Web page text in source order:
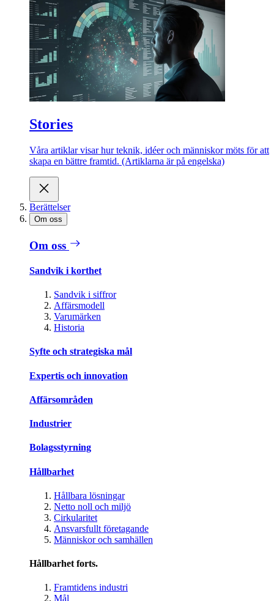
Stories
Våra artiklar visar hur teknik, idéer och människor möts för att
skapa en bättre framtid. (Artiklarna är på engelska)
Berättelser
Om oss
Om oss
Sandvik i korthet
Sandvik i siffror
Affärsmodell
Varumärken
Historia
Syfte och strategiska mål
Expertis och innovation
Affärsområden
Industrier
Bolagsstyrning
Hållbarhet
Hållbara lösningar
Netto noll och miljö
Cirkularitet
Ansvarsfullt företagande
Människor och samhällen
Hållbarhet forts.
Framtidens industri
Mål